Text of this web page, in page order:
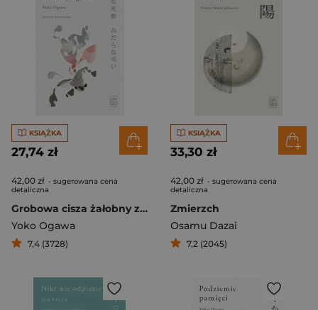
KSIĄŻKA
27,74 zł
42,00 zł - sugerowana cena
detaliczna
Grobowa cisza żałobny zgiełk
Yoko Ogawa
7,4 (3728)
KSIĄŻKA
33,30 zł
42,00 zł - sugerowana cena
detaliczna
Zmierzch
Osamu Dazai
7,2 (2045)